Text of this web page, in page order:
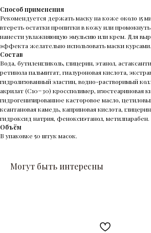
Способ применения
Рекомендуется держать маску на коже около 15
втереть остатки пропитки в кожу или
нанести увлажняющую эмульсию или крем. Для
эффекта желательно использовать маски курсами.
Состав
Вода, бутиленгликоль, глицерин, этанол,
ретинола пальмитат, гиалуроновая кислотa,
гидролизованный эластин, водно-растворимый
акрилат (C10−30) кроссполимер, изостеариновая
гидрогенизированное касторовое масло,
ксантановая камедь, каприновая кислота,
гидроксид натрия, феноксиэтанол, метилпарабен.
Объём
В упаковке 50 штук масок.
Могут быть интересны